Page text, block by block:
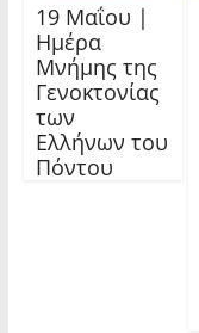
19 Μαΐου |
Ημέρα
Μνήμης της
Γενοκτονίας
των
Ελλήνων του
Πόντου